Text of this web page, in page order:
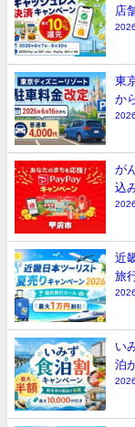
店
東
か
が
込
近
旅
い
泊